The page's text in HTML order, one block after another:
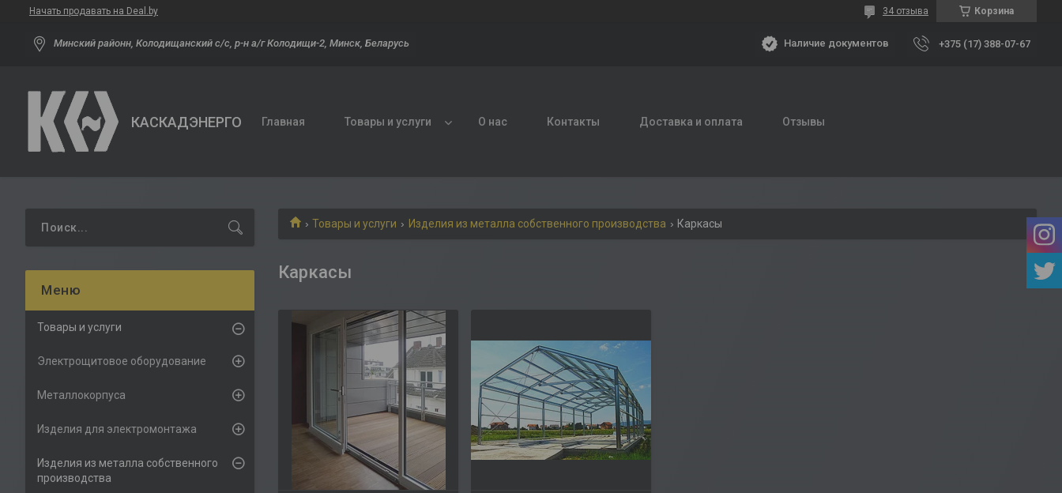
Начать продавать на Deal.by Корзина
34 отзыва
Минский районн, Колодищанский с/с, р-н а/г Колодищи-2, Минск, Беларусь Наличие документов +375 (17) 388-07-67
КАСКАДЭНЕРГО Главная Товары и услуги О нас Контакты Доставка и оплата Отзывы
Товары и услуги Изделия из металла собственного производства Каркасы
Каркасы
Товары и услуги
Электрощитовое оборудование
Металлокорпуса
Изделия для электромонтажа
Изделия из металла собственного
производства